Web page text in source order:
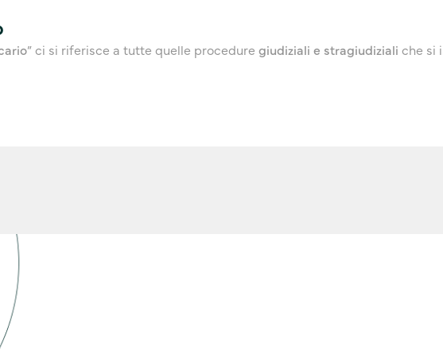
” ci si riferisce a tutte quelle procedure giudiziali e stragiudiziali che si